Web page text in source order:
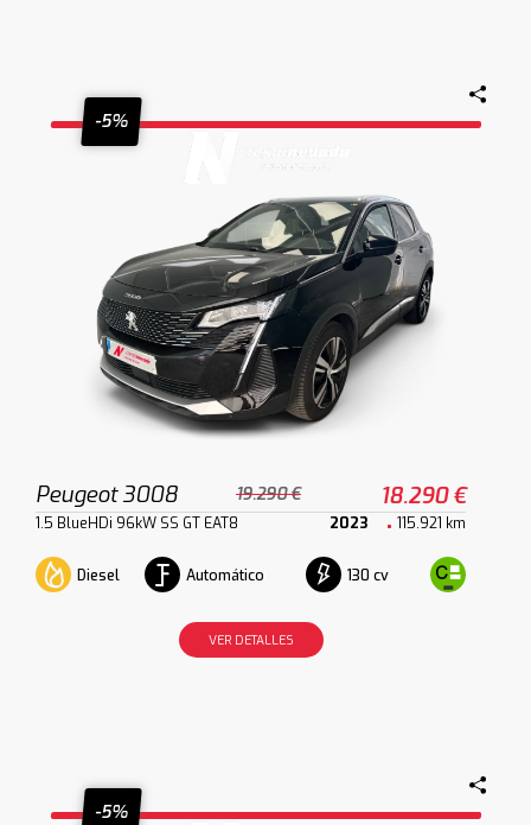
-5%
Peugeot 3008 19.290 € 18.290 €
1.5 BlueHDi 96kW SS GT EAT8 2023 115.921 km
Diesel Automático 130 cv
VER DETALLES
-5%